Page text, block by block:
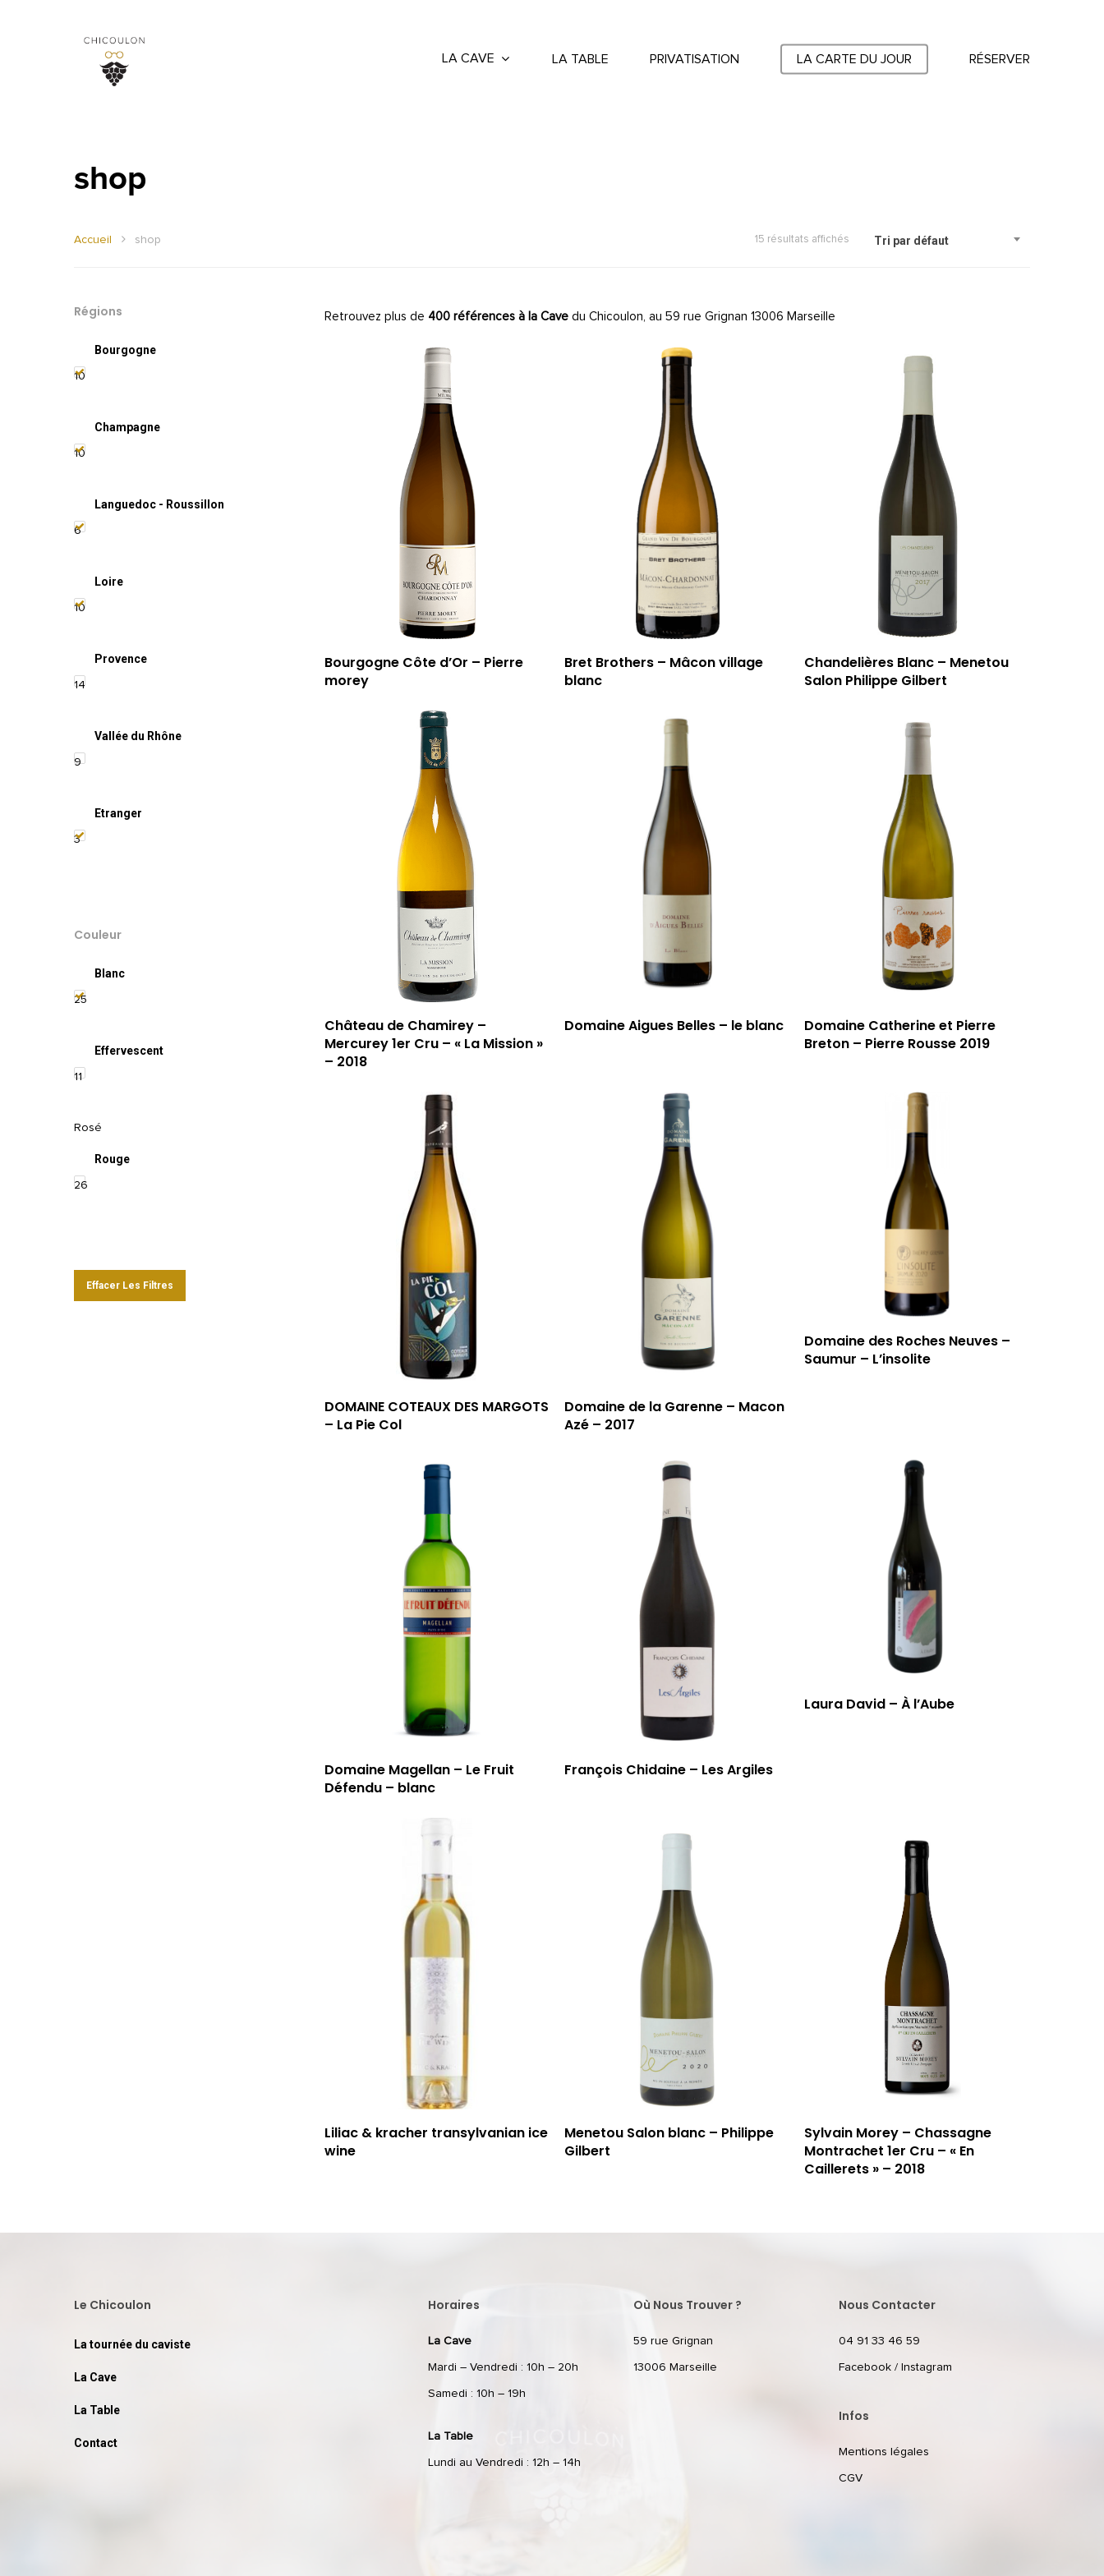
LA CAVE LA TABLE PRIVATISATION LA CARTE DU JOUR RÉSERVER
shop
Tri par défaut
15 résultats affichés
Accueil shop
Régions
Bourgogne
10
Champagne
10
Languedoc - Roussillon
6
Loire
10
Provence
14
Vallée du Rhône
9
Etranger
3
Couleur
Blanc
25
Effervescent
11
Rosé
Rouge
26
Effacer Les Filtres
Retrouvez plus de 400 références à la Cave du Chicoulon, au 59 rue Grignan 13006 Marseille
Bourgogne Côte d’Or – Pierre
morey
Bret Brothers – Mâcon village
blanc
Chandelières Blanc – Menetou
Salon Philippe Gilbert
Château de Chamirey –
Mercurey 1er Cru – « La Mission »
– 2018
Domaine Aigues Belles – le blanc
Domaine Catherine et Pierre
Breton – Pierre Rousse 2019
DOMAINE COTEAUX DES MARGOTS
– La Pie Col
Domaine de la Garenne – Macon
Azé – 2017
Domaine des Roches Neuves –
Saumur – L’insolite
Domaine Magellan – Le Fruit
Défendu – blanc
François Chidaine – Les Argiles
Laura David – À l’Aube
Liliac & kracher transylvanian ice
wine
Menetou Salon blanc – Philippe
Gilbert
Sylvain Morey – Chassagne
Montrachet 1er Cru – « En
Caillerets » – 2018
Le Chicoulon
La tournée du caviste
La Cave
La Table
Contact
Horaires
La Cave
Mardi – Vendredi : 10h – 20h
Samedi : 10h – 19h
La Table
Lundi au Vendredi : 12h – 14h
Où Nous Trouver ?
59 rue Grignan
13006 Marseille
Nous Contacter
04 91 33 46 59
Facebook /Instagram
Infos
Mentions légales
CGV
59 rue Grignan
13006 Marseille
T: 04 91 33 46 59